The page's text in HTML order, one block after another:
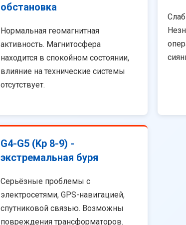
обстановка
Нормальная геомагнитная
активность. Магнитосфера
находится в спокойном состоянии,
влияние на технические системы
отсутствует.
G4-G5 (Kp 8-9) -
экстремальная буря
Серьёзные проблемы с
электросетями, GPS-навигацией,
спутниковой связью. Возможны
повреждения трансформаторов.